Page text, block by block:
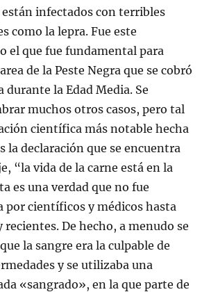
están infectados con terribles
como la lepra. Fue este
el que fue fundamental para
de la Peste Negra que se cobró
durante la Edad Media. Se
muchos otros casos, pero tal
científica más notable hecha
la declaración que se encuentra
“la vida de la carne está en la
es una verdad que no fue
por científicos y médicos hasta
De hecho, a menudo se
la sangre era la culpable de
y se utilizaba una
«sangrado», en la que parte de